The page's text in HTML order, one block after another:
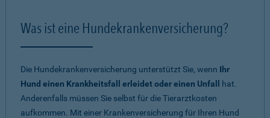
Was ist eine Hundekrankenversicherung?
Die Hundekrankenversicherung unterstützt Sie, wenn Ihr
Hund einen Krankheitsfall erleidet oder einen Unfall
hat.
Anderenfalls müssen Sie selbst für die Tierarztkosten
aufkommen. Mit einer Krankenversicherung für Ihren Hund